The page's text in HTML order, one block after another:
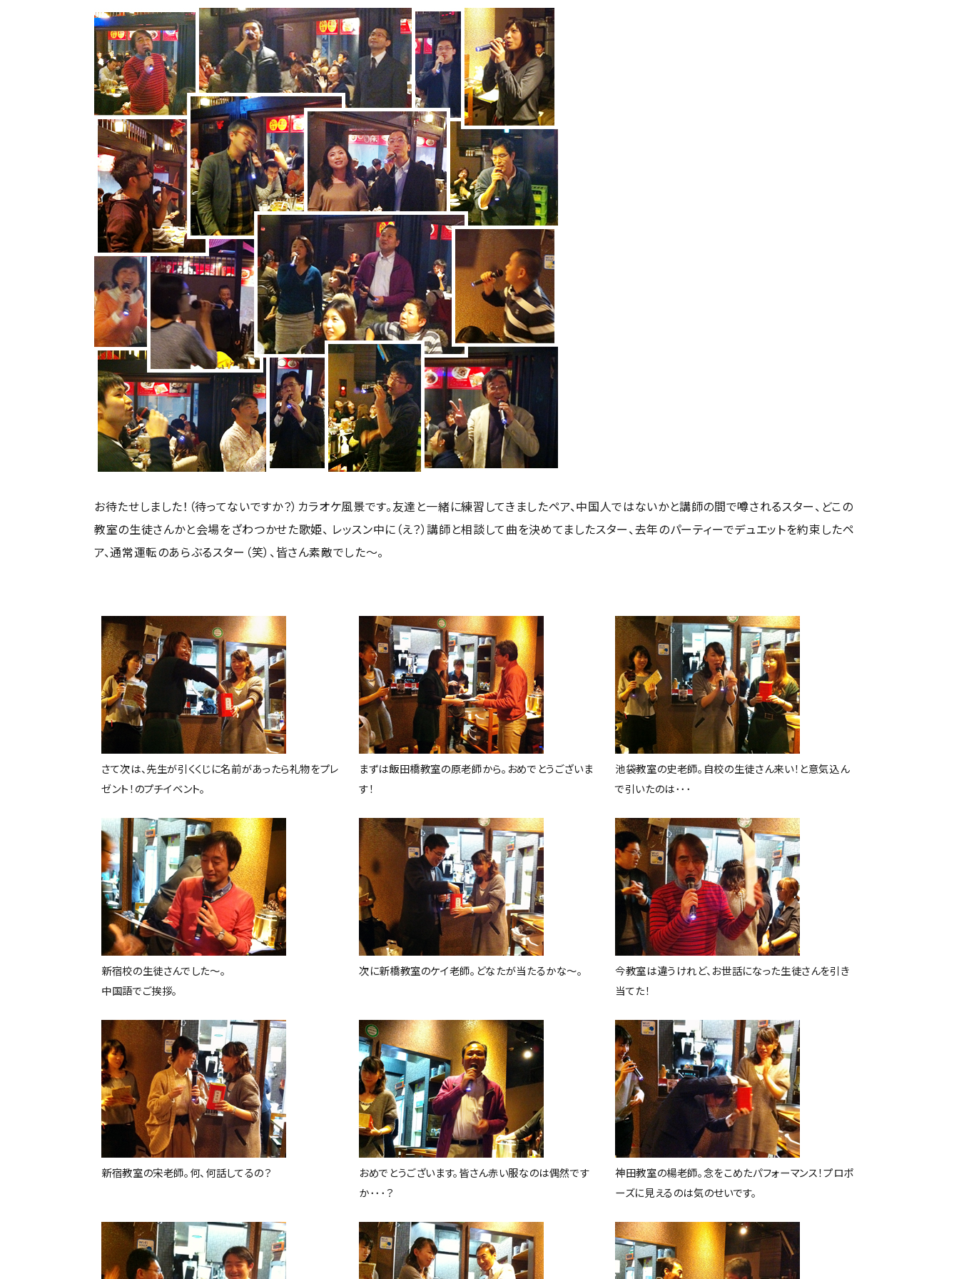
お待たせしました！（待ってないですか？）カラオケ風景です。友達と一緒に練習してきましたペア、中国人ではないかと講師の間で噂されるスター、どこの
教室の生徒さんかと会場をざわつかせた歌姫、 レッスン中に（え？）講師と相談して曲を決めてましたスター、去年のパーティーでデュエットを約束したペ
ア、通常運転のあらぶるスター（笑）、皆さん素敵でした～。
さて次は、先生が引くくじに名前があったら礼物をプレ
ゼント！のプチイベント。
まずは飯田橋教室の原老師から。おめでとうございま
す！
池袋教室の史老師。自校の生徒さん来い！と意気込ん
で引いたのは･･･
新宿校の生徒さんでした～。
中国語でご挨拶。
次に新橋教室のケイ老師。どなたが当たるかな～。
今教室は違うけれど、お世話になった生徒さんを引き
当てた！
新宿教室の宋老師。何、何話してるの？
おめでとうございます。皆さん赤い服なのは偶然です
か･･･？
神田教室の楊老師。念をこめたパフォーマンス！プロポ
ーズに見えるのは気のせいです。